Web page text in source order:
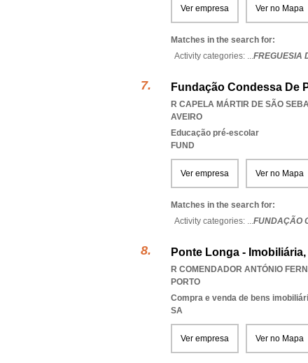
Ver empresa Ver no Mapa
Matches in the search for:
Activity categories: ...FREGUESIA
Fundação Condessa De
R CAPELA MÁRTIR DE SÃO
AVEIRO
Educação pré-escolar
FUND
Ver empresa Ver no Mapa
Matches in the search for:
Activity categories: ...FUNDAÇÃO
Ponte Longa - Imobiliária,
R COMENDADOR ANTÓNIO
PORTO
Compra e venda de bens
SA
Ver empresa Ver no Mapa